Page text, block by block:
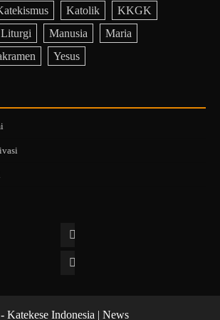
Katolik
KKGK
Liturgi Manusia
Maria
Yesus
Indonesia | News